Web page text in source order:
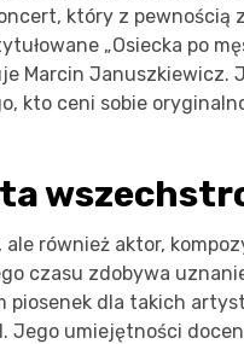
który z pewnością
„Osiecka po
Marcin Januszkiewicz.
kto ceni sobie
również aktor,
czasu zdobywa
dla takich
Jego umiejętności